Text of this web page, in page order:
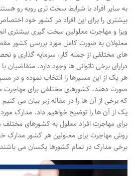
به سایر افراد با شرایط سخت تری روبه رو
بیشتری را برای این افراد در کشور خود
ویزا و مهاجرت معلولین سخت گیری بیشتری
معلولان به صورت کامل مورد بررسی کشور
های مختلفی از جمله کار، سرمایه گذاری و
درارای برخی ناتوانی ها وجود دارد. متقاضیان
هر یک از این مسیرها را انتخاب نموده و در
صورت دهند. کشورهای مختلفی برای مهاجرت
که برخی از آن ها را در مقاله زیر بیان می
یک از آن ها را توضیح خواهیم داد. مدارک مورد
برای مهاجرت افراد معلول به کشورهای
روش مهاجرت برای معلولین هر کشور مدارک
برخی مدارک در تمام کشورها یکسان می